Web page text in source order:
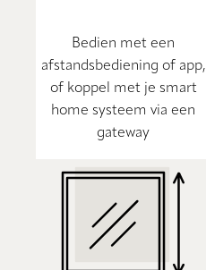
Bedien met een
afstandsbediening of app,
of koppel met je smart
home systeem via een
gateway